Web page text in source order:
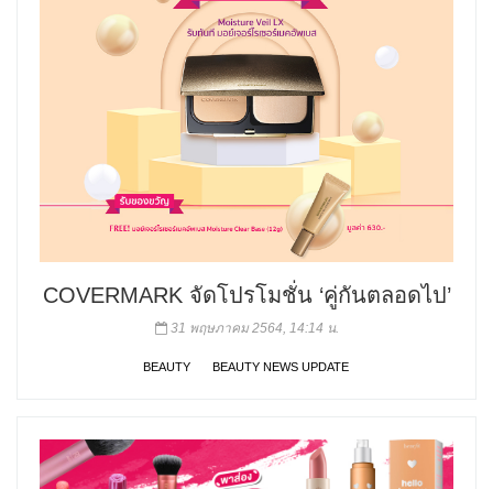
COVERMARK จัดโปรโมชั่น ‘คู่กันตลอดไป’
31 พฤษภาคม 2564, 14:14 น.
BEAUTY BEAUTY NEWS UPDATE